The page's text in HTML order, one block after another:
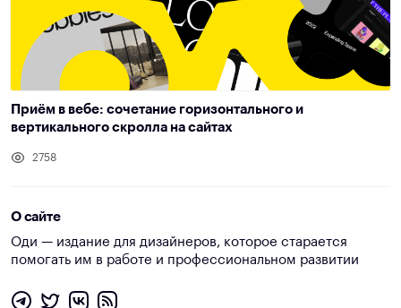
Приём в вебе: сочетание горизонтального и
вертикального скролла на сайтах
2758
О сайте
Оди — издание для дизайнеров, которое старается
помогать им в работе и профессиональном развитии